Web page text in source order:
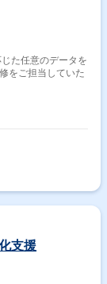
た任意のデータを
をご担当していた
支援